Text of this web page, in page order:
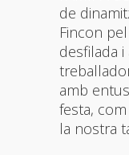
de
Fincon
desfilada
amb
festa,
la nostra